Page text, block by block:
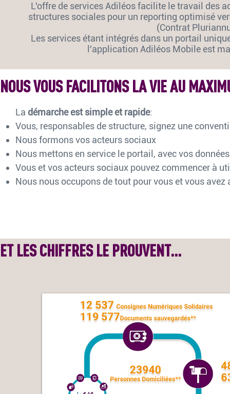
L'offre de services Adiléos facilite le travail des
structures sociales pour un reporting optimisé
(Contrat
Les services étant intégrés dans un portail
l'application Adiléos Mobile est
NOUS VOUS FACILITONS LA VIE AU
La démarche est simple et rapide:
Vous, responsables de structure, signez une
Nous formons vos acteurs sociaux
Nous mettons en service le portail, avec vos
Vous et vos acteurs sociaux pouvez commencer à
Nous nous occupons de tout pour vous et vous
ET LES CHIFFRES LE PROUVENT...